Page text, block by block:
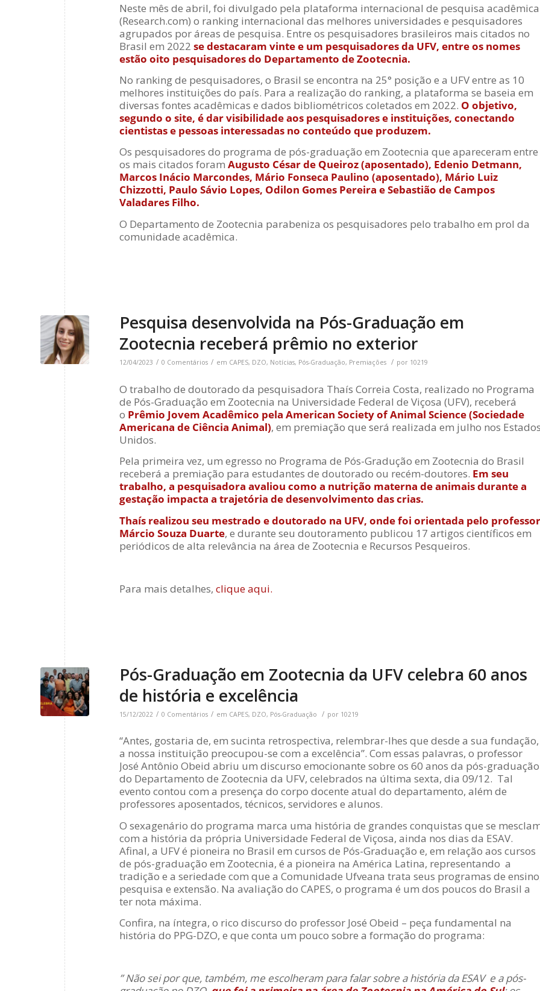
Neste mês de abril, foi divulgado pela plataforma internacional de pesquisa acadêmica
(Research.com) o ranking internacional das melhores universidades e pesquisadores
agrupados por áreas de pesquisa. Entre os pesquisadores brasileiros mais citados no
Brasil em 2022 se destacaram vinte e um pesquisadores da UFV, entre os nomes
estão oito pesquisadores do Departamento de Zootecnia.
No ranking de pesquisadores, o Brasil se encontra na 25° posição e a UFV entre as 10
melhores instituições do país. Para a realização do ranking, a plataforma se baseia em
diversas fontes acadêmicas e dados bibliométricos coletados em 2022. O objetivo,
segundo o site, é dar visibilidade aos pesquisadores e instituições, conectando
cientistas e pessoas interessadas no conteúdo que produzem.
Os pesquisadores do programa de pós-graduação em Zootecnia que apareceram entre
os mais citados foram Augusto César de Queiroz (aposentado), Edenio Detmann,
Marcos Inácio Marcondes, Mário Fonseca Paulino (aposentado), Mário Luiz
Chizzotti, Paulo Sávio Lopes, Odilon Gomes Pereira e Sebastião de Campos
Valadares Filho.
O Departamento de Zootecnia parabeniza os pesquisadores pelo trabalho em prol da
comunidade acadêmica.
Pesquisa desenvolvida na Pós-Graduação em
Zootecnia receberá prêmio no exterior
12/04/2023 / 0 Comentários / em CAPES, DZO, Notícias, Pós-Graduação, Premiações / por 10219
O trabalho de doutorado da pesquisadora Thaís Correia Costa, realizado no Programa
de Pós-Graduação em Zootecnia na Universidade Federal de Viçosa (UFV), receberá
o Prêmio Jovem Acadêmico pela American Society of Animal Science (Sociedade
Americana de Ciência Animal), em premiação que será realizada em julho nos
Unidos.
Pela primeira vez, um egresso no Programa de Pós-Gradução em Zootecnia do Brasil
receberá a premiação para estudantes de doutorado ou recém-doutores. Em seu
trabalho, a pesquisadora avaliou como a nutrição materna de animais durante a
gestação impacta a trajetória de desenvolvimento das crias.
Thaís realizou seu mestrado e doutorado na UFV, onde foi orientada pelo professor
Márcio Souza Duarte, e durante seu doutoramento publicou 17 artigos científicos em
periódicos de alta relevância na área de Zootecnia e Recursos Pesqueiros.
Para mais detalhes, clique aqui.
Pós-Graduação em Zootecnia da UFV celebra 60 anos
de história e excelência
15/12/2022 / 0 Comentários / em CAPES, DZO, Pós-Graduação / por 10219
“Antes, gostaria de, em sucinta retrospectiva, relembrar-lhes que desde a sua fundação,
a nossa instituição preocupou-se com a excelência”. Com essas palavras, o professor
José Antônio Obeid abriu um discurso emocionante sobre os 60 anos da pós-graduação
do Departamento de Zootecnia da UFV, celebrados na última sexta, dia 09/12. Tal
evento contou com a presença do corpo docente atual do departamento, além de
professores aposentados, técnicos, servidores e alunos.
O sexagenário do programa marca uma história de grandes conquistas que se
com a história da própria Universidade Federal de Viçosa, ainda nos dias da ESAV.
Afinal, a UFV é pioneira no Brasil em cursos de Pós-Graduação e, em relação aos cursos
de pós-graduação em Zootecnia, é a pioneira na América Latina, representando a
tradição e a seriedade com que a Comunidade Ufveana trata seus programas de
pesquisa e extensão. Na avaliação do CAPES, o programa é um dos poucos do Brasil a
ter nota máxima.
Confira, na íntegra, o rico discurso do professor José Obeid – peça fundamental na
história do PPG-DZO, e que conta um pouco sobre a formação do programa:
” Não sei por que, também, me escolheram para falar sobre a história da ESAV e a pós-